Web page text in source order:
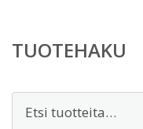
TUOTEHAKU